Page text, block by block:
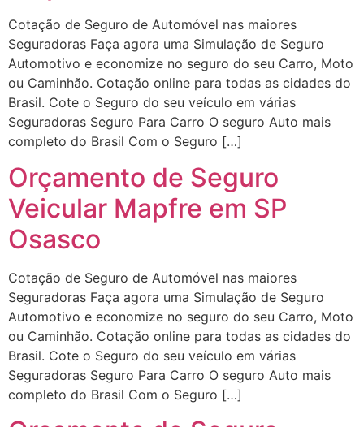
Cotação de Seguro de Automóvel nas maiores
Seguradoras Faça agora uma Simulação de Seguro
Automotivo e economize no seguro do seu Carro, Moto
ou Caminhão. Cotação online para todas as cidades do
Brasil. Cote o Seguro do seu veículo em várias
Seguradoras Seguro Para Carro O seguro Auto mais
completo do Brasil Com o Seguro […]
Orçamento de Seguro
Veicular Mapfre em SP
Osasco
Cotação de Seguro de Automóvel nas maiores
Seguradoras Faça agora uma Simulação de Seguro
Automotivo e economize no seguro do seu Carro, Moto
ou Caminhão. Cotação online para todas as cidades do
Brasil. Cote o Seguro do seu veículo em várias
Seguradoras Seguro Para Carro O seguro Auto mais
completo do Brasil Com o Seguro […]